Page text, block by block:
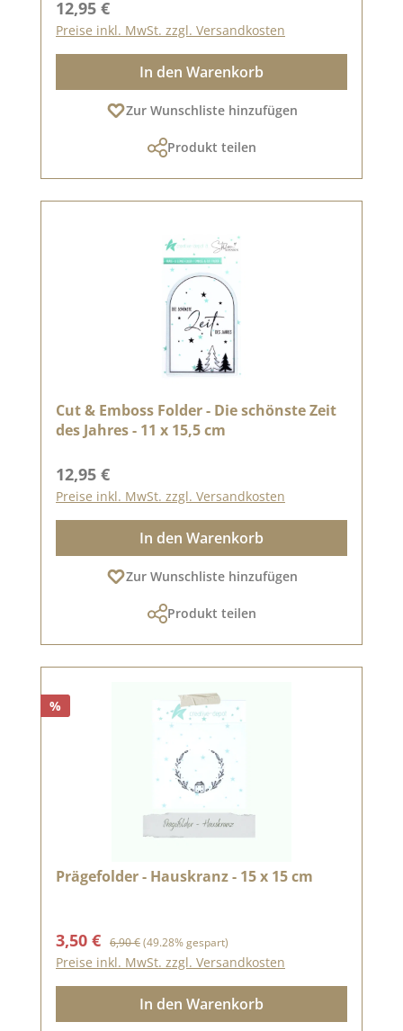
Regulärer Preis:
12,95 €
Preise inkl. MwSt. zzgl. Versandkosten
In den Warenkorb
Zur Wunschliste hinzufügen
Produkt teilen
Cut & Emboss Folder - Die schönste Zeit
des Jahres - 11 x 15,5 cm
Regulärer Preis:
12,95 €
Preise inkl. MwSt. zzgl. Versandkosten
In den Warenkorb
Zur Wunschliste hinzufügen
Produkt teilen
%
Prägefolder - Hauskranz - 15 x 15 cm
Verkaufspreis:
3,50 € Regulärer Preis:
6,90 €(49.28% gespart)
Preise inkl. MwSt. zzgl. Versandkosten
In den Warenkorb